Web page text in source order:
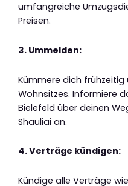
umfangreiche
Preisen.
3. Ummelden:
Kümmere dich
Wohnsitzes. Informiere
Bielefeld über deinen
Shauliai an.
4. Verträge kündigen:
Kündige alle Verträge